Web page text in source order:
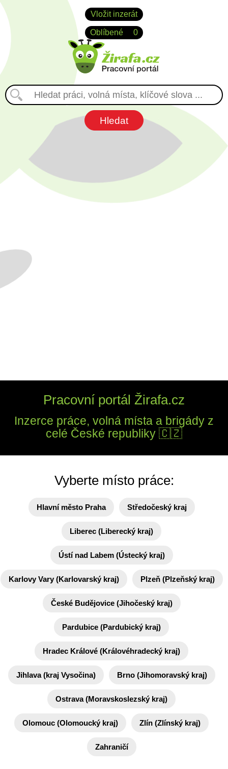
Vložit inzerát
Oblíbené 0
Pracovní portál Žirafa.cz
Inzerce práce, volná místa a brigády z
celé České republiky 🇨🇿
Vyberte místo práce:
Hlavní město Praha Středočeský kraj
Liberec (Liberecký kraj)
Ústí nad Labem (Ústecký kraj)
Karlovy Vary (Karlovarský kraj) Plzeň (Plzeňský kraj)
České Budějovice (Jihočeský kraj)
Pardubice (Pardubický kraj)
Hradec Králové (Královéhradecký kraj)
Jihlava (kraj Vysočina) Brno (Jihomoravský kraj)
Ostrava (Moravskoslezský kraj)
Olomouc (Olomoucký kraj) Zlín (Zlínský kraj)
Zahraničí